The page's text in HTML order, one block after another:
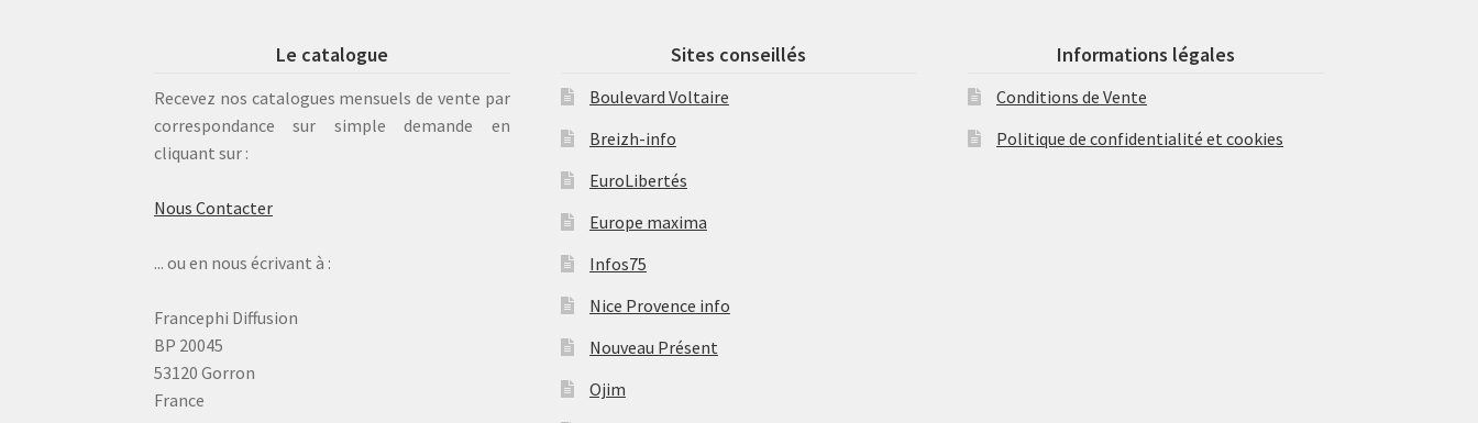
Le catalogue
Recevez nos catalogues mensuels de vente par
correspondance sur simple demande en
cliquant sur :
Nous Contacter
... ou en nous écrivant à :
Francephi Diffusion
BP 20045
53120 Gorron
France
Sites conseillés
Boulevard Voltaire
Breizh-info
EuroLibertés
Europe maxima
Infos75
Nice Provence info
Nouveau Présent
Ojim
Informations légales
Conditions de Vente
Politique de confidentialité et cookies